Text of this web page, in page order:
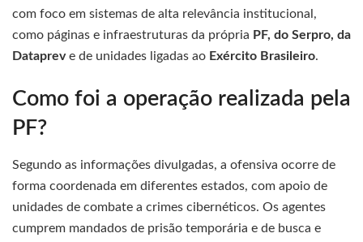
com foco em sistemas de alta relevância institucional,
como páginas e infraestruturas da própria PF, do Serpro, da
Datapreve de unidades ligadas ao Exército Brasileiro.
Como foi a operação realizada pela
PF?
Segundo as informações divulgadas, a ofensiva ocorre de
forma coordenada em diferentes estados, com apoio de
unidades de combate a crimes cibernéticos. Os agentes
cumprem mandados de prisão temporária e de busca e